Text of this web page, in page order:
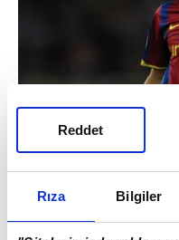
Rıza Bilgiler
Reddet